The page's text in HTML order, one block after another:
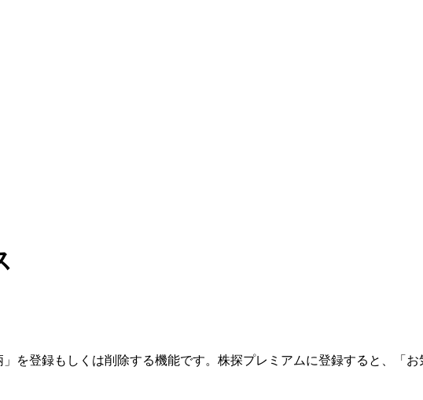
」を登録もしくは削除する機能です。 株探プレミアムに登録すると、「